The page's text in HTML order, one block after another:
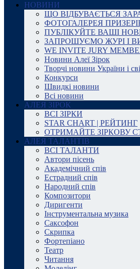
НОВИНИ
ЩО ВІДБУВАЄТЬСЯ
ФОТОГАЛЕРЕЯ
ПУБЛІКУЙТЕ ВАШІ
ЗАПРОШУЄМО ЖУРІ І
WE INVITE JURY
Новини Алеї Зірок
Творчі новини України і
Конкурси
Швидкі новини
Всі новини
АЛЕЯ ЗІРОК
ВСІ ЗІРКИ
STAR CHART | РЕЙТИНГ
ОТРИМАЙТЕ ЗІРКОВУ
АЛЕЯ ТАЛАНТІВ
ВСІ ТАЛАНТИ
Автори пісень
Академічний спів
Естрадний спів
Народний спів
Композитори
Диригенти
Інструментальна музика
Саксофон
Скрипка
Фортепіано
Театр
Читання